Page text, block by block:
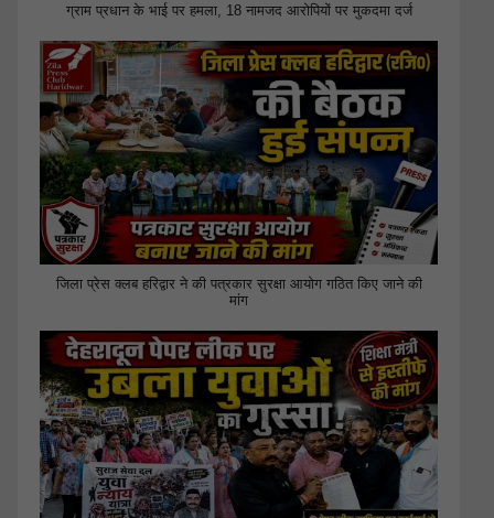
ग्राम प्रधान के भाई पर हमला, 18 नामजद आरोपियों पर मुकदमा दर्ज
जिला प्रेस क्लब हरिद्वार ने की पत्रकार सुरक्षा आयोग गठित किए जाने की
मांग